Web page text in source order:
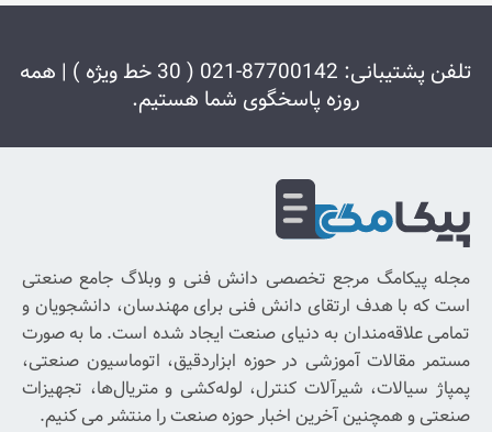
تلفن پشتیبانی: 87700142-021 ( 30 خط ویژه ) | همه
پاسخگوی شما هستیم.
تخصصی دانش فنی و وبلاگ جامع صنعتی
دانش فنی برای مهندسان، دانشجویان و
به دنیای صنعت ایجاد شده است. ما به صورت
در حوزه ابزاردقیق، اتوماسیون صنعتی،
کنترل، لوله‌کشی و متریال‌ها، تجهیزات
اخبار حوزه صنعت را منتشر می کنیم.
اجتماعی
برای
با
خبر
شدن
از
آخرین